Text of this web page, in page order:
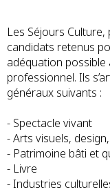
Les Séjours
candidats retenus
adéquation
professionnel. Ils
généraux suivants :
- Spectacle vivant
- Arts visuels,
- Patrimoine bâti et
- Livre
- Industries